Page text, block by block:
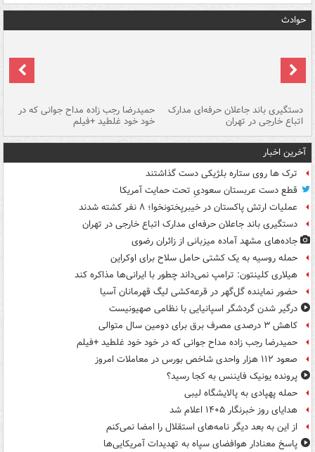
حوادث
دستگیری باند جاعلان حرفه‌ای مدارک
اتباع خارجی در تهران
حمیدرضا رجب زاده مداح جوانی که در
خود خود غلطید +فیلم
آخرین اخبار
ترک ها روی ستاره بلژیکی دست گذاشتند
قطع دست عربستان سعودیِ تحت حمایت آمریکا
عملیات ارتش پاکستان در خیبرپختونخوا؛ ۸ نفر کشته شدند
دستگیری باند جاعلان حرفه‌ای مدارک اتباع خارجی در تهران
جاده‌های مشهد آماده میزبانی از زائران رضوی
حمله روسیه به یک کشتی حامل سلاح برای اوکراین
هیلاری کلینتون: ترامپ نمی‌داند چطور با ایرانی‌ها مذاکره کند
حضور نماینده گل‌گهر در قرعه‌کشی لیگ قهرمانان آسیا
درگیر شدن گردشگر اسپانیایی با نظامی صهیونیست
کاهش ۳ درصدی مصرف برق برای دومین سال متوالی
حمیدرضا رجب زاده مداح جوانی که در خود خود غلطید +فیلم
صعود ۱۱۲ هزار واحدی شاخص بورس در معاملات امروز
پرونده یونیک فایننس به کجا رسید؟
حمله پهپادی به پالایشگاه لیبی
هدایای روز خبرنگار ۱۴۰۵ اعلام شد
از این به بعد دیگر نامه‌های استقلال را امضا نمی‌کنم
پاسخ معنادار هوافضای سپاه به تهدیدات آمریکایی‌ها